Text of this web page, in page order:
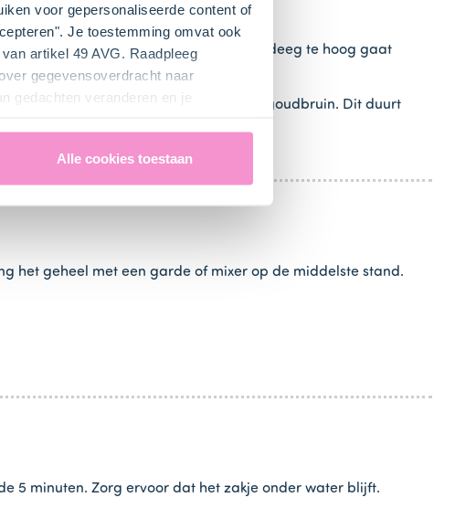
voor gepersonaliseerde content of
Je toestemming omvat ook
artikel 49 AVG. Raadpleeg
gegevensoverdracht naar
gedachten veranderen en je
Alle cookies toestaan
bakpapier op de bakplaat.
rooster. Dit voorkomt dat het bladerdeeg te hoog gaat
en bakpapier en bak de hartjes mooi goudbruin. Dit duurt
het geheel met een garde of mixer op de middelste stand.
5 minuten. Zorg ervoor dat het zakje onder water blijft.